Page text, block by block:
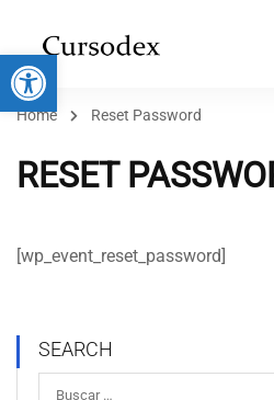
Abrir barra de herramientas
Home Reset Password
RESET
[wp_event_reset_password]
SEARCH